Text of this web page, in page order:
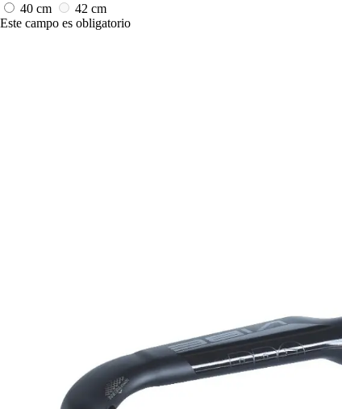
40 cm
42 cm
Este campo es obligatorio